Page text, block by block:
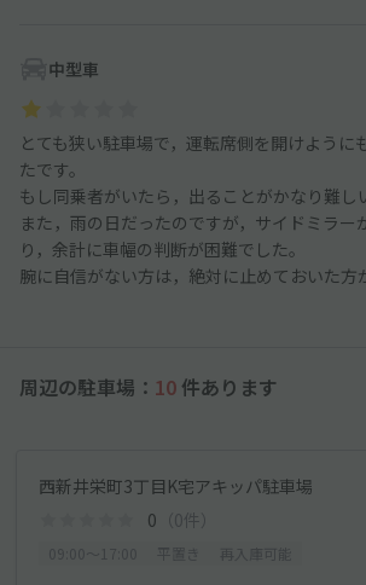
中型車
とても狭い駐車場で，運転席側を開けように
たです。
もし同乗者がいたら，出ることがかなり難し
また，雨の日だったのですが，サイドミラー
り，余計に車幅の判断が困難でした。
腕に自信がない方は，絶対に止めておいた方
周辺の駐車場： 10 件あります
西新井栄町3丁目K宅アキッパ駐車場
0 （0件）